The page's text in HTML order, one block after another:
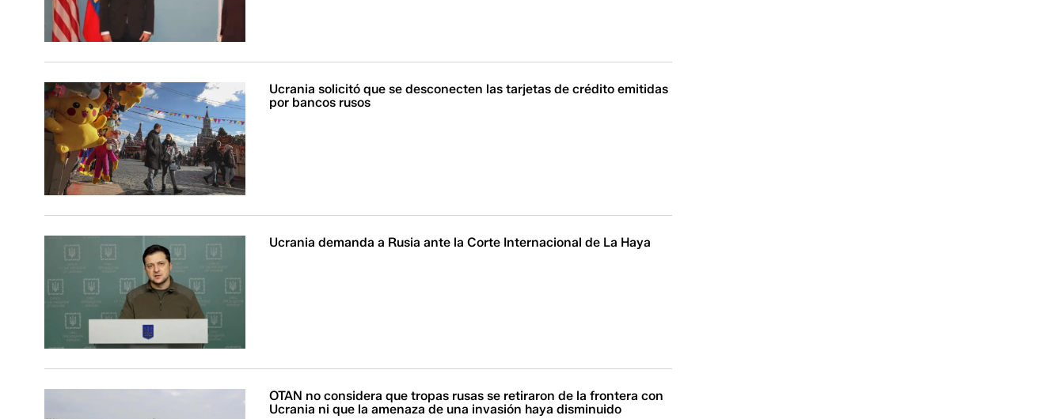
Ucrania solicitó que se desconecten las tarjetas de crédito emitidas
por bancos rusos
Ucrania demanda a Rusia ante la Corte Internacional de La Haya
OTAN no considera que tropas rusas se retiraron de la frontera con
Ucrania ni que la amenaza de una invasión haya disminuido